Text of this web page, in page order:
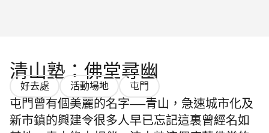
清山塾：佛堂尋幽
好去處 活動場地 屯門
屯門曾有個美麗的名字——青山，急速城市化及
新市鎮的興建令很多人早已忘記這裏曾經名如